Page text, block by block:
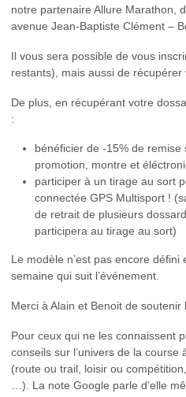
notre partenaire Allure Marathon,
avenue Jean-Baptiste Clément –
Il vous sera possible de vous
restants), mais aussi de récupérer
De plus, en récupérant votre
:
bénéficier de -15% de
promotion, montre et
participer à un tirage au sort
connectée GPS Multisport !
de retrait de plusieurs
participera au tirage au sort)
Le modèle n’est pas encore
semaine qui suit l’événement.
Merci à Alain et Benoit de
Pour ceux qui ne les connaissent
conseils sur l’univers de la
(route ou trail, loisir ou
…). La note Google parle d’elle